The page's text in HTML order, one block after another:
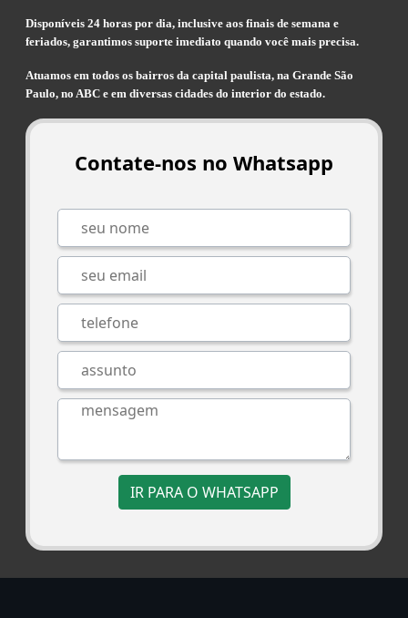
Disponíveis 24 horas por dia, inclusive aos finais de semana e
feriados, garantimos suporte imediato quando você mais precisa.
Atuamos em todos os bairros da capital paulista, na Grande São
Paulo, no ABC e em diversas cidades do interior do estado.
Contate-nos no Whatsapp
IR PARA O WHATSAPP